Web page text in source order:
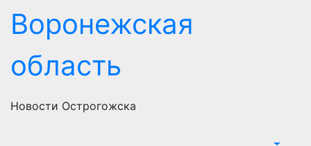
Воронежская
область
Новости Острогожска